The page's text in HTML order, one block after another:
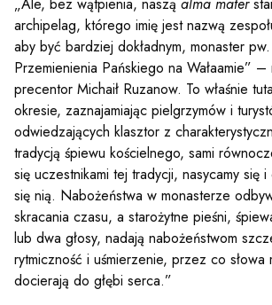
archipelag, którego imię jest nazwą
aby być bardziej dokładnym, monaster pw.
Przemienienia Pańskiego na Wałaamie” –
precentor Michaił Ruzanow. To właśnie
okresie, zaznajamiając pielgrzymów i
odwiedzających klasztor z
tradycją śpiewu kościelnego, sami
się uczestnikami tej tradycji, nasycamy się i
się nią. Nabożeństwa w monasterze
skracania czasu, a starożytne pieśni,
lub dwa głosy, nadają nabożeństwom
rytmiczność i uśmierzenie, przez co słowa
docierają do głębi serca.”